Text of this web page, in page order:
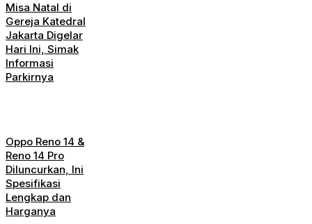
Misa Natal di
Gereja Katedral
Jakarta Digelar
Hari Ini, Simak
Informasi
Parkirnya
Oppo Reno 14 &
Reno 14 Pro
Diluncurkan, Ini
Spesifikasi
Lengkap dan
Harganya